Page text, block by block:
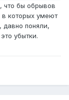
что бы обрывов
которых умеют
давно поняли,
убытки.